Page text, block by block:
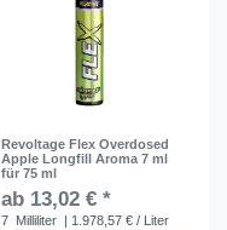
Revoltage Flex Overdosed
Apple Longfill Aroma 7 ml
für 75 ml
ab 13,02 € *
7 Milliliter | 1.978,57 € / Liter